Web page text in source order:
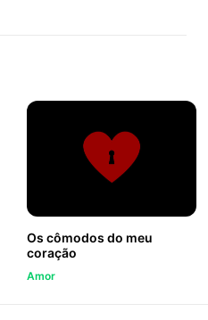
Os cômodos do meu
coração
Amor